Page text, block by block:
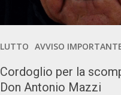
LUTTO AVVISO
Cordoglio per la
Don Antonio Mazzi